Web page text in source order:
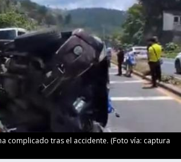
complicado tras el accidente. (Foto vía: captura